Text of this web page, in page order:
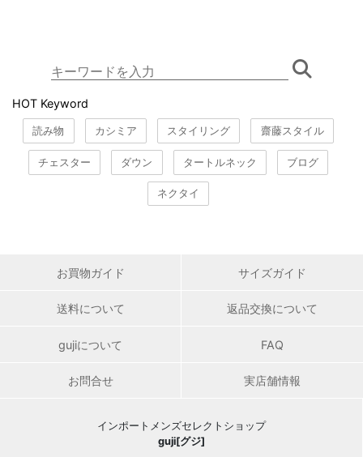
HOT Keyword
読み物 カシミア スタイリング 齋藤スタイル
チェスター ダウン タートルネック ブログ
ネクタイ
お買物ガイド サイズガイド
送料について 返品交換について
gujiについて FAQ
お問合せ 実店舗情報
インポートメンズセレクトショップ
guji[グジ]